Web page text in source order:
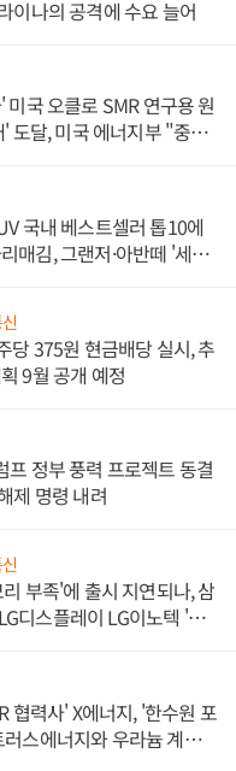
이나의 공격에 수요 늘어
국 오클로 SMR 연구용 원
도달, 미국 에너지부 "중요
국내 베스트셀러 톱10에
매김, 그랜저·아반떼 '세단
당 375원 현금배당 실시, 추
9월 공개 예정
프 정부 풍력 프로젝트 동결
제 명령 내려
부족'에 출시 지연되나, 삼
디스플레이 LG이노텍 '탈
협력사' X에너지, '한수원 포
스에너지와 우라늄 계약